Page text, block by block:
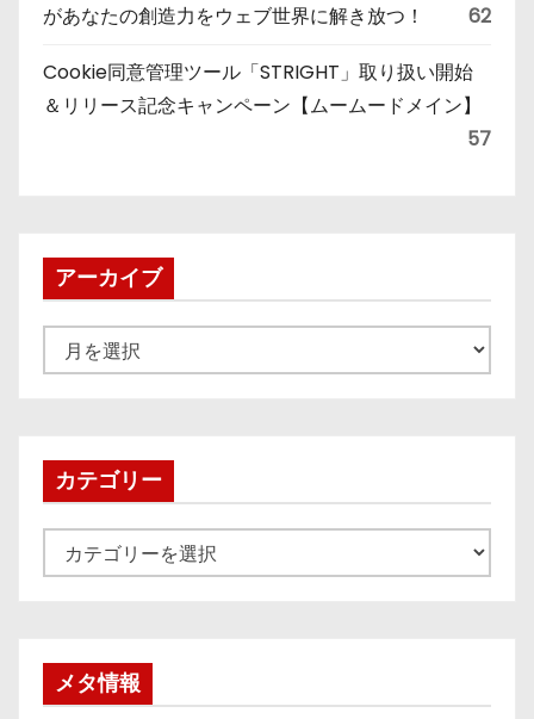
があなたの創造力をウェブ世界に解き放つ！
62
Cookie同意管理ツール「STRIGHT」取り扱い開始
＆リリース記念キャンペーン【ムームードメイン】
57
アーカイブ
ー
ブカテゴリー
テ
メタ情報